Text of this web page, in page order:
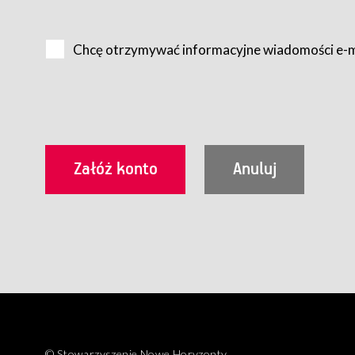
Usługobiorca przed rozpoczęciem korzystania z
utrwalenie i wydrukowanie.
§ 3
Korzystanie ze wszystkich aplikacji Serwisu może być
Chcę otrzymywać informacyjne wiadomości e-